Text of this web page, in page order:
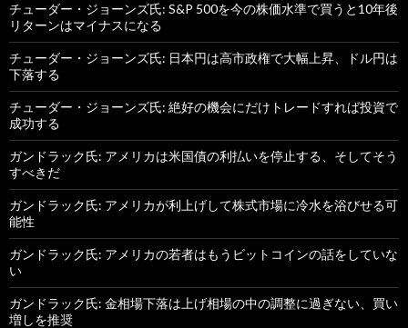
チューダー・ジョーンズ氏: S&P 500を今の株価水準で買うと10年後
リターンはマイナスになる
チューダー・ジョーンズ氏: 日本円は高市政権で大幅上昇、ドル円は
下落する
チューダー・ジョーンズ氏: 絶好の機会にだけトレードすれば投資で
成功する
ガンドラック氏: アメリカは米国債の利払いを停止する、そしてそう
すべきだ
ガンドラック氏: アメリカが利上げして株式市場に冷水を浴びせる可
能性
ガンドラック氏: アメリカの若者はもうビットコインの話をしていな
い
ガンドラック氏: 金相場下落は上げ相場の中の調整に過ぎない、買い
増しを推奨